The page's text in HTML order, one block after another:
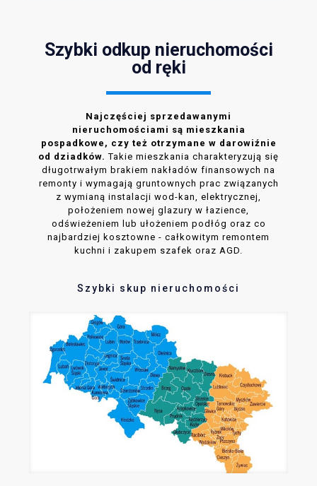
Szybki odkup nieruchomości
od ręki
Najczęściej sprzedawanymi
nieruchomościami są mieszkania
pospadkowe, czy też otrzymane w darowiźnie
od dziadków. Takie mieszkania charakteryzują się
długotrwałym brakiem nakładów finansowych na
remonty i wymagają gruntownych prac związanych
z wymianą instalacji wod-kan, elektrycznej,
położeniem nowej glazury w łazience,
odświeżeniem lub ułożeniem podłóg oraz co
najbardziej kosztowne - całkowitym remontem
kuchni i zakupem szafek oraz AGD.
Szybki skup nieruchomości